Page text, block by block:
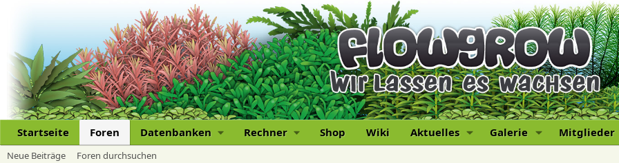
Startseite Foren Datenbanken Rechner Shop Wiki Aktuelles Galerie Mitglieder
Neue Beiträge
Foren durchsuchen